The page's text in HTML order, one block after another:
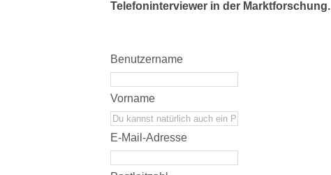
Telefoninterviewer in der Marktforschung.
Benutzername
Vorname
E-Mail-Adresse